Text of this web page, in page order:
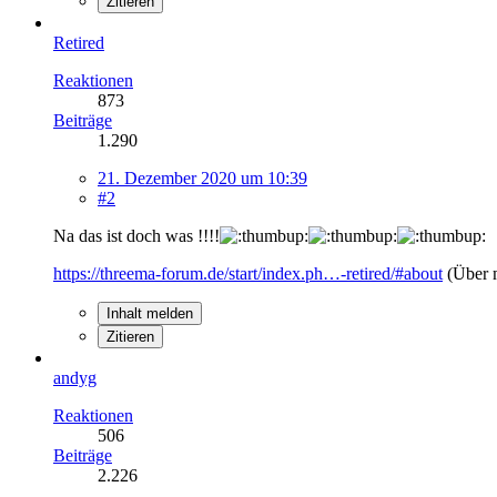
Retired
Reaktionen
873
Beiträge
1.290
21. Dezember 2020 um 10:39
#2
Na das ist doch was !!!!
https://threema-forum.de/start/index.ph…-retired/#about (Über
Inhalt melden
Zitieren
andyg
Reaktionen
506
Beiträge
2.226